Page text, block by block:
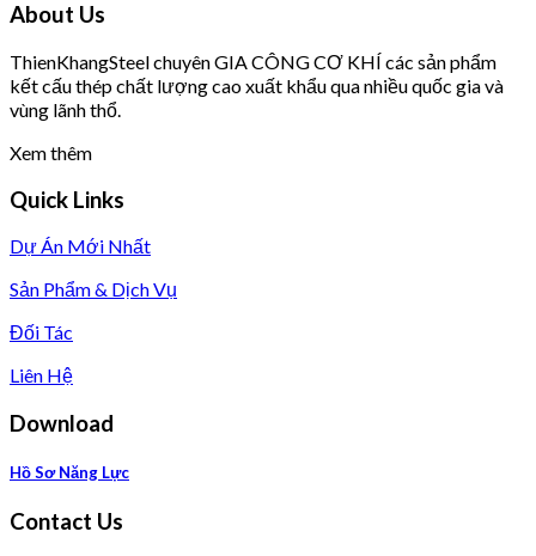
About Us
ThienKhangSteel chuyên GIA CÔNG CƠ KHÍ các sản phẩm
kết cấu thép chất lượng cao xuất khẩu qua nhiều quốc gia và
vùng lãnh thổ.
Xem thêm
Quick Links
Dự Án Mới Nhất
Sản Phẩm & Dịch Vụ
Đối Tác
Liên Hệ
Download
Hồ Sơ Năng Lực
Contact Us